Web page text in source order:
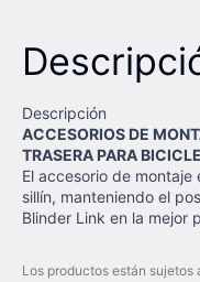
Descripción
ACCESORIOS DE
TRASERA PARA
El accesorio de
sillín, manteniendo el
Blinder Link en la mejor
Los productos están